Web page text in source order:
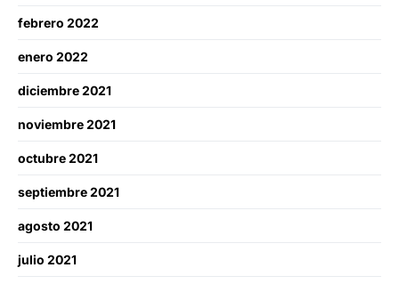
febrero 2022
enero 2022
diciembre 2021
noviembre 2021
octubre 2021
septiembre 2021
agosto 2021
julio 2021